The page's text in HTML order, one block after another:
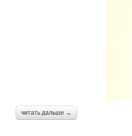
читать дальше →